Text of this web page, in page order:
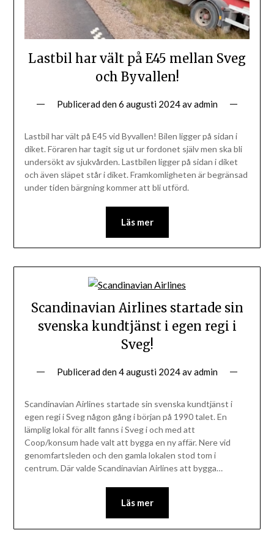
Lastbil har vält på E45 mellan Sveg
och Byvallen!
Publicerad den6 augusti 2024avadmin
Lastbil har vält på E45 vid Byvallen! Bilen ligger på sidan i
diket. Föraren har tagit sig ut ur fordonet själv men ska bli
undersökt av sjukvården. Lastbilen ligger på sidan i diket
och även släpet står i diket. Framkomligheten är begränsad
under tiden bärgning kommer att bli utförd.
Läs mer
Scandinavian Airlines startade sin
svenska kundtjänst i egen regi i
Sveg!
Publicerad den4 augusti 2024avadmin
Scandinavian Airlines startade sin svenska kundtjänst i
egen regi i Sveg någon gång i början på 1990 talet. En
lämplig lokal för allt fanns i Sveg i och med att
Coop/konsum hade valt att bygga en ny affär. Nere vid
genomfartsleden och den gamla lokalen stod tom i
centrum. Där valde Scandinavian Airlines att bygga…
Läs mer